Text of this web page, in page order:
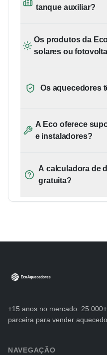
tanque auxiliar?
Os produtos da
solares ou
Os aquecedores
A Eco oferece
e instaladores?
A calculadora de
gratuita?
+15 anos no mercado.
parceira para vender
NAVEGAÇÃO